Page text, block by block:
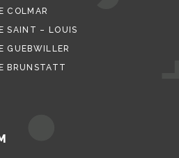
COLMAR
SAINT – LOUIS
GUEBWILLER
BRUNSTATT